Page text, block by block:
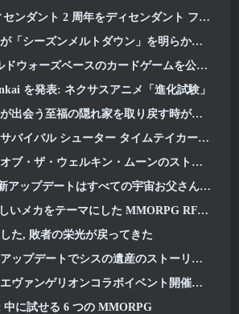
2 周年をディセンダント フェストで祝う 2026 ストリーム
ルトダウン」を明らかに, レインボーシックス シージコラボを発表
ーズベースのカードゲームを公開, ミストバウンド
を発表: ネクサスアニメ「進化試験」
会う至福の隠れ家を取り戻す時が来ました
ーター タイムテイカー向けの 2 回目の「独占」ベータ テストが発表
キン・ムーンのストーリーラインが終わりを迎えます。. オン・ザ・ムーン
ップデートはすべての宇宙お父さんを祝う
テーマにした MMORPG RF オンラインが次に世界的に開始
た, 敗者の栄光が戻ってきた
トでシスの遺産のストーリーラインが本日終結を迎える
ヴァンゲリオンコラボイベント開催決定
中に試せる 6 つの MMORPG